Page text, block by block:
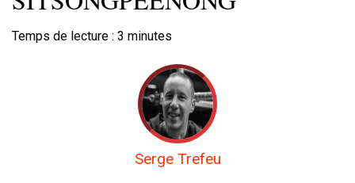
Temps de lecture : 3 minutes
Serge Trefeu